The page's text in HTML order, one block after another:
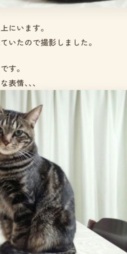
にいます。
いたので撮影しました。
す。
表情､､､